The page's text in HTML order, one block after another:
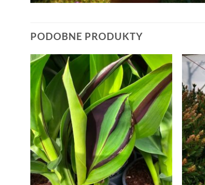
PODOBNE PRODUKTY